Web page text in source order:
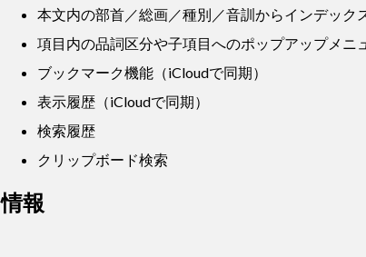
本文内の部首／総画／種別／音訓からインデック
項目内の品詞区分や子項目へのポップアップメニ
ブックマーク機能（iCloudで同期）
表示履歴（iCloudで同期）
検索履歴
クリップボード検索
情報